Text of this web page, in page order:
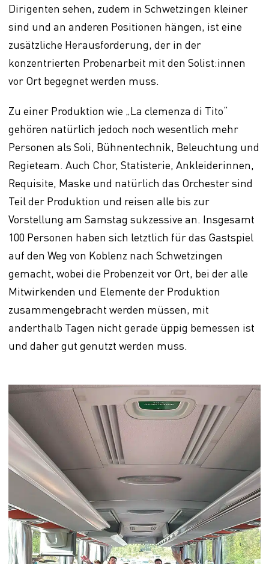
Dirigenten sehen, zudem in Schwetzingen kleiner
sind und an anderen Positionen hängen, ist eine
zusätzliche Herausforderung, der in der
konzentrierten Probenarbeit mit den Solist:innen
vor Ort begegnet werden muss.
Zu einer Produktion wie „La clemenza di Tito“
gehören natürlich jedoch noch wesentlich mehr
Personen als Soli, Bühnentechnik, Beleuchtung und
Regieteam. Auch Chor, Statisterie, Ankleiderinnen,
Requisite, Maske und natürlich das Orchester sind
Teil der Produktion und reisen alle bis zur
Vorstellung am Samstag sukzessive an. Insgesamt
100 Personen haben sich letztlich für das Gastspiel
auf den Weg von Koblenz nach Schwetzingen
gemacht, wobei die Probenzeit vor Ort, bei der alle
Mitwirkenden und Elemente der Produktion
zusammengebracht werden müssen, mit
anderthalb Tagen nicht gerade üppig bemessen ist
und daher gut genutzt werden muss.